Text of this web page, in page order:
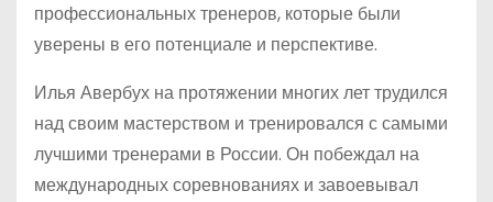
профессиональных тренеров, которые были
уверены в его потенциале и перспективе.
Илья Авербух на протяжении многих лет трудился
над своим мастерством и тренировался с самыми
лучшими тренерами в России. Он побеждал на
международных соревнованиях и завоевывал